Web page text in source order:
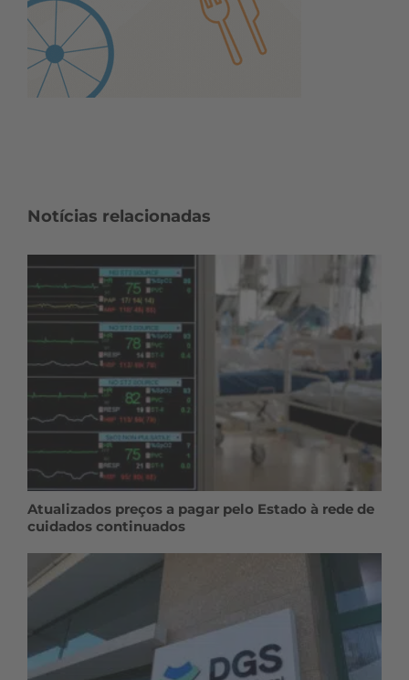
Notícias relacionadas
Atualizados preços a pagar pelo Estado à rede de
cuidados continuados